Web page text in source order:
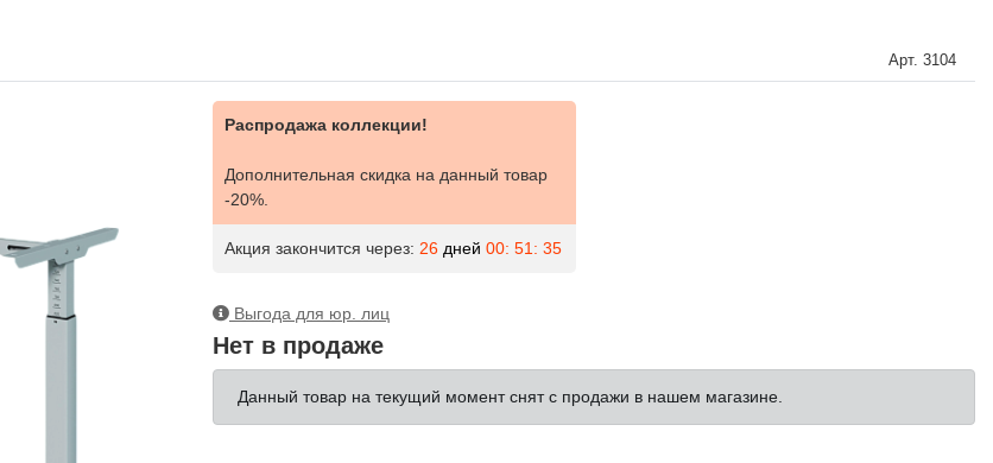
Арт. 3104
Распродажа коллекции!
Дополнительная скидка на данный товар
-20%.
Акция закончится через: 26 дней 00: 51: 34
Выгода для юр. лиц
Нет в продаже
Данный товар на текущий момент снят с продажи в нашем магазине.